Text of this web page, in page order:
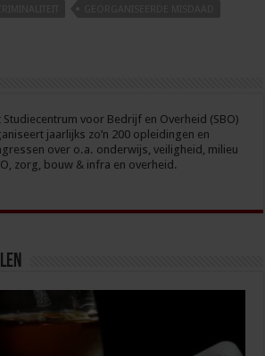
Studiecentrum voor Bedrijf en Overheid (SBO)
jaarlijks zo’n 200 opleidingen en
over o.a. onderwijs, veiligheid, milieu
zorg, bouw & infra en overheid.